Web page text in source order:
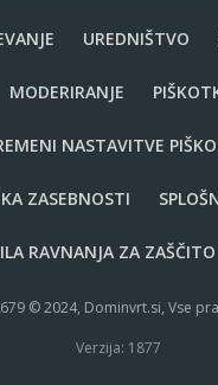
UREDNIŠTVO
MODERIRANJE
NASTAVITVE
ZASEBNOSTI
RAVNANJA ZA
© 2024, Dominvrt.si, Vse
Verzija: 1877